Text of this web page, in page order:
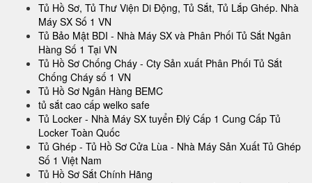
Tủ Hồ Sơ, Tủ Thư Viện Di Động, Tủ Sắt, Tủ Lắp Ghép. Nhà
Máy SX Số 1 VN
Tủ Bảo Mật BDI - Nhà Máy SX và Phân Phối Tủ Sắt Ngân
Hàng Số 1 Tại VN
Tủ Hồ Sơ Chống Cháy - Cty Sản xuất Phân Phối Tủ Sắt
Chống Cháy số 1 VN
Tủ Hồ Sơ Ngân Hàng BEMC
tủ sắt cao cấp welko safe
Tủ Locker - Nhà Máy SX tuyển Đlý Cấp 1 Cung Cấp Tủ
Locker Toàn Quốc
Tủ Ghép - Tủ Hồ Sơ Cửa Lùa - Nhà Máy Sản Xuất Tủ Ghép
Số 1 Việt Nam
Tủ Hồ Sơ Sắt Chính Hãng